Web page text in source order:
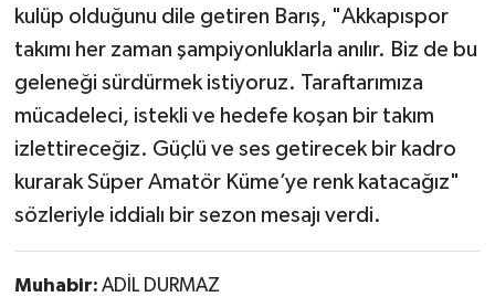
kulüp olduğunu dile getiren Barış, "Akkapıspor
takımı her zaman şampiyonluklarla anılır. Biz de bu
geleneği sürdürmek istiyoruz. Taraftarımıza
mücadeleci, istekli ve hedefe koşan bir takım
izlettireceğiz. Güçlü ve ses getirecek bir kadro
kurarak Süper Amatör Küme’ye renk katacağız"
sözleriyle iddialı bir sezon mesajı verdi.
Muhabir: ADİL DURMAZ